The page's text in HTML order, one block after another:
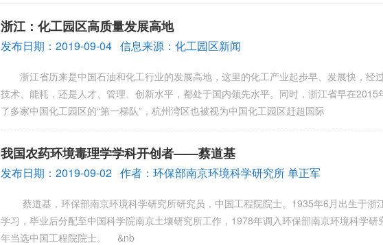
浙江：化工园区高质量发展高地
发布日期：2019-09-04 信息来源：化工园区新闻
浙江省历来是中国石油和化工行业的发展高地，这里的化工产业起步早、发展快，经
技术、能耗，还是人才、管理、创新水平，都处于国内领先水平。同时，浙江省早在
了多家中国化工园区的“第一梯队”，杭州湾区也被视为中国化工园区赶超国际
我国农药环境毒理学学科开创者——蔡道基
发布日期：2019-09-02 作者：环保部南京环境科学研究所 单正军
蔡道基，环保部南京环境科学研究所研究员，中国工程院院士。1935年6月出生于浙
学习，毕业后分配至中国科学院南京土壤研究所工作，1978年调入环保部南京环境科学
年当选中国工程院院士。 &nb